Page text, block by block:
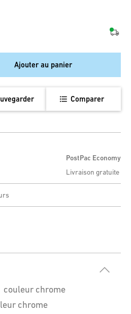
Ajouter au panier
Comparer
PostPac Economy
Livraison gratuite
couleur chrome
chrome